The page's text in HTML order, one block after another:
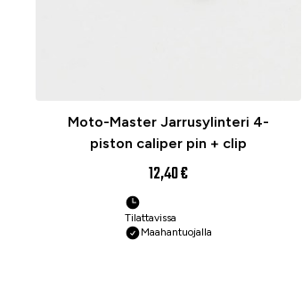
Moto-Master Jarrusylinteri 4-
piston caliper pin + clip
12,40 €
Tilattavissa
Maahantuojalla